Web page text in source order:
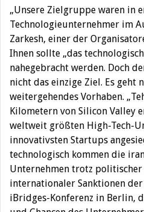
„Unsere Zielgruppe waren in
Technologieunternehmer im
Zarkesh, einer der
Ihnen sollte „das
nahegebracht werden. Doch
nicht das einzige Ziel. Es geht
weitergehendes Vorhaben.
Kilometern von Silicon Valley
weltweit größten High-Tech-
innovativsten Startups
technologisch kommen die
Unternehmen trotz
internationaler Sanktionen
iBridges-Konferenz in Berlin,